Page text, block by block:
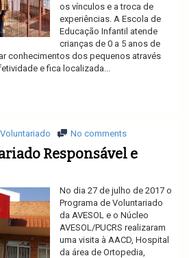
os vínculos e a troca de
experiências. A Escola de
Educação Infantil atende
crianças de 0 a 5 anos de
conhecimentos dos pequenos através
e fica localizada...
Voluntariado No comments
Responsável e
No dia 27 de julho de 2017 o
Programa de Voluntariado
da AVESOL e o Núcleo
AVESOL/PUCRS realizaram
uma visita à AACD, Hospital
da área de Ortopedia,